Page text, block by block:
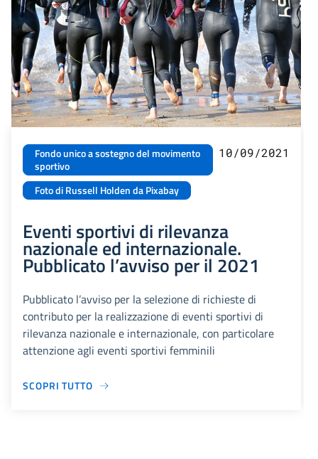
Fondo unico a sostegno del movimento
sportivo
Foto di Russell Holden da Pixabay
10/09/2021
Eventi sportivi di rilevanza
nazionale ed internazionale.
Pubblicato l’avviso per il 2021
Pubblicato l’avviso per la selezione di richieste di
contributo per la realizzazione di eventi sportivi di
rilevanza nazionale e internazionale, con particolare
attenzione agli eventi sportivi femminili
SCOPRI TUTTO